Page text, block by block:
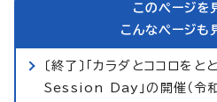
このページを
こんなページも
〔終了〕「カラダとココロを
Session Day」の開催（令